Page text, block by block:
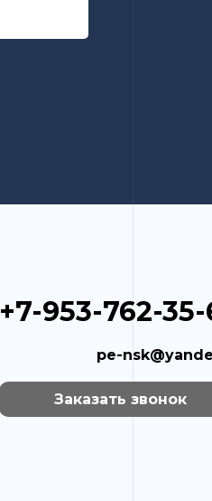
+7-953-762-
pe-
Заказать звонок